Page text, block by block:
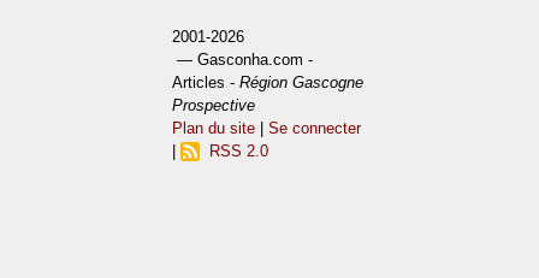
2001-2026
— Gasconha.com -
Articles -Région Gascogne
Prospective
Plan du site |Se connecter
RSS 2.0